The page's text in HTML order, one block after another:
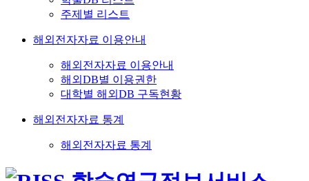
주제별 리스트
해외전자자료 이용안내
해외전자자료 이용안내
해외DB별 이용권한
대학별 해외DB 구독현황
해외전자자료 통계
해외전자자료 통계